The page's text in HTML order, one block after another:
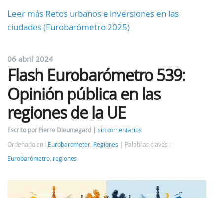
Leer más Retos urbanos e inversiones en las
ciudades (Eurobarómetro 2025)
06 abril 2024
Flash Eurobarómetro 539:
Opinión pública en las
regiones de la UE
Escrito por Pierre Dieumegard
sin comentarios
Ordenado en : Eurobarometer Regiones
Palabras claves :
Eurobarómetro regiones